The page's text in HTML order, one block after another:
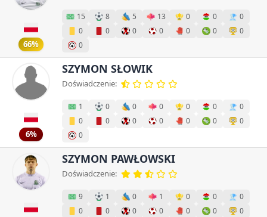
66%
15 8 5 13 0 0
0
0
0 0 0 0 0
0
0
6%
SZYMON SŁOWIK
Doświadczenie:
1 0 0 0 0 0
0
0
0 0 0 0 0
0
0
SZYMON PAWŁOWSKI
Doświadczenie:
9 1 0 1 0 0
0
0
0 0 0 0 0
0